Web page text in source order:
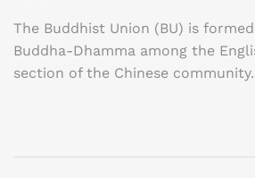
The Buddhist Union (BU) is
Buddha-Dhamma among the
section of the Chinese community.